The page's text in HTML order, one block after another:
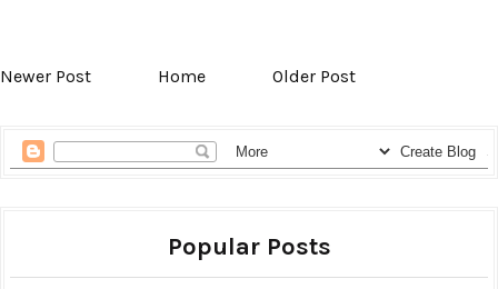
Newer Post Home Older Post
Popular Posts